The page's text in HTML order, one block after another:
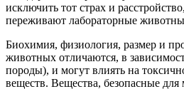
исключить тот страх и
переживают лабораторные
Биохимия, физиология, размер и
животных отличаются, в
породы), и могут влиять на
веществ. Вещества, безопасные